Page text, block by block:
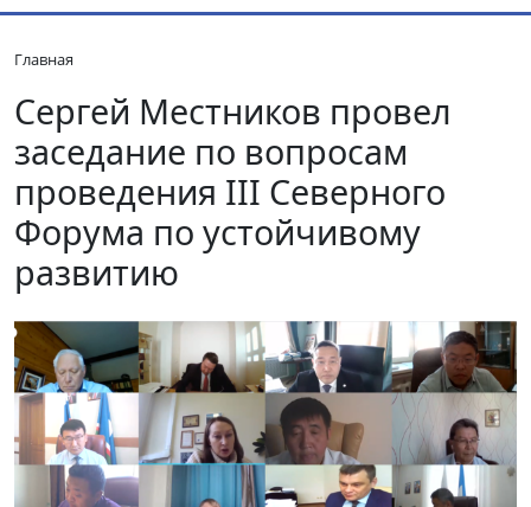
Главная
Сергей Местников провел
заседание по вопросам
проведения III Северного
Форума по устойчивому
развитию